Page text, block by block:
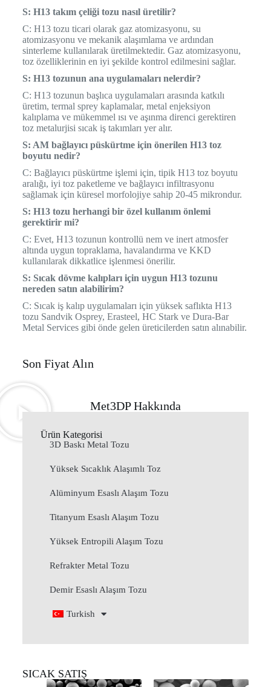
S: H13 takım çeliği tozu nasıl üretilir?
C: H13 tozu ticari olarak gaz atomizasyonu, su
atomizasyonu ve mekanik alaşımlama ve ardından
sinterleme kullanılarak üretilmektedir. Gaz atomizasyonu,
toz özelliklerinin en iyi şekilde kontrol edilmesini sağlar.
S: H13 tozunun ana uygulamaları nelerdir?
C: H13 tozunun başlıca uygulamaları arasında katkılı
üretim, termal sprey kaplamalar, metal enjeksiyon
kalıplama ve mükemmel ısı ve aşınma direnci gerektiren
toz metalurjisi sıcak iş takımları yer alır.
S: AM bağlayıcı püskürtme için önerilen H13 toz
boyutu nedir?
C: Bağlayıcı püskürtme işlemi için, tipik H13 toz boyutu
aralığı, iyi toz paketleme ve bağlayıcı infiltrasyonu
sağlamak için küresel morfolojiye sahip 20-45 mikrondur.
S: H13 tozu herhangi bir özel kullanım önlemi
gerektirir mi?
C: Evet, H13 tozunun kontrollü nem ve inert atmosfer
altında uygun topraklama, havalandırma ve KKD
kullanılarak dikkatlice işlenmesi önerilir.
S: Sıcak dövme kalıpları için uygun H13 tozunu
nereden satın alabilirim?
C: Sıcak iş kalıp uygulamaları için yüksek saflıkta H13
tozu Sandvik Osprey, Erasteel, HC Stark ve Dura-Bar
Metal Services gibi önde gelen üreticilerden satın alınabilir.
Son Fiyat Alın
Met3DP Hakkında
Ürün Kategorisi
3D Baskı Metal Tozu
Yüksek Sıcaklık Alaşımlı Toz
Alüminyum Esaslı Alaşım Tozu
Titanyum Esaslı Alaşım Tozu
Yüksek Entropili Alaşım Tozu
Refrakter Metal Tozu
Demir Esaslı Alaşım Tozu
Turkish
SICAK SATIŞ